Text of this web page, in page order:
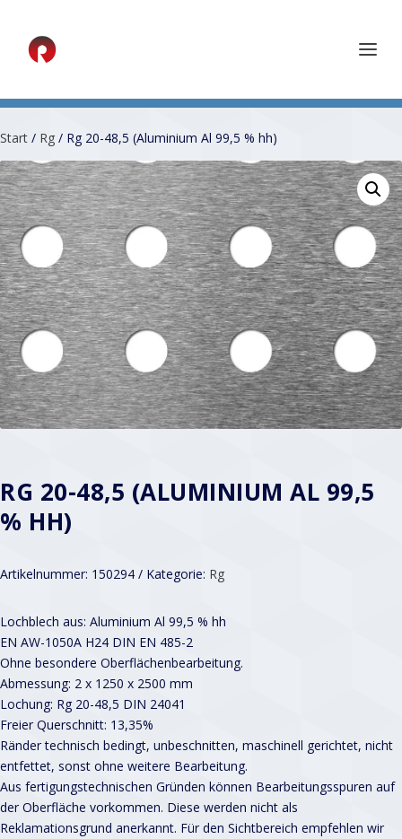
Start / Rg / Rg 20-48,5 (Aluminium Al 99,5 % hh)
RG 20-48,5 (ALUMINIUM AL 99,5
% HH)
Artikelnummer: 150294 Kategorie: Rg
Lochblech aus: Aluminium Al 99,5 % hh
EN AW-1050A H24 DIN EN 485-2
Ohne besondere Oberflächenbearbeitung.
Abmessung: 2 x 1250 x 2500 mm
Lochung: Rg 20-48,5 DIN 24041
Freier Querschnitt: 13,35%
Ränder technisch bedingt, unbeschnitten, maschinell gerichtet, nicht
entfettet, sonst ohne weitere Bearbeitung.
Aus fertigungstechnischen Gründen können Bearbeitungsspuren auf
der Oberfläche vorkommen. Diese werden nicht als
Reklamationsgrund anerkannt. Für den Sichtbereich empfehlen wir